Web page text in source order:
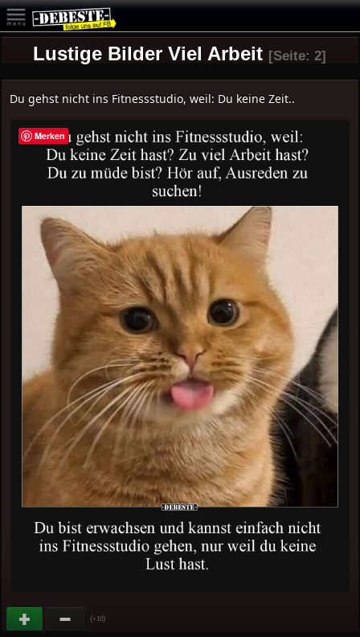
Lustige Bilder Viel Arbeit [Seite: 2]
Du gehst nicht ins Fitnessstudio, weil: Du keine Zeit..
(+10)
Merken